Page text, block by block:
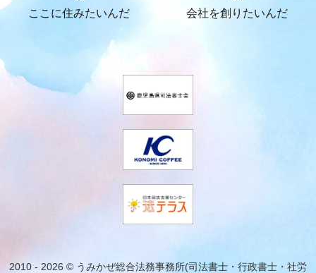
ここに住みたいんだ
会社を創りたいんだ
2010 - 2026 © うみかぜ総合法務事務所(司法書士・行政書士・社労